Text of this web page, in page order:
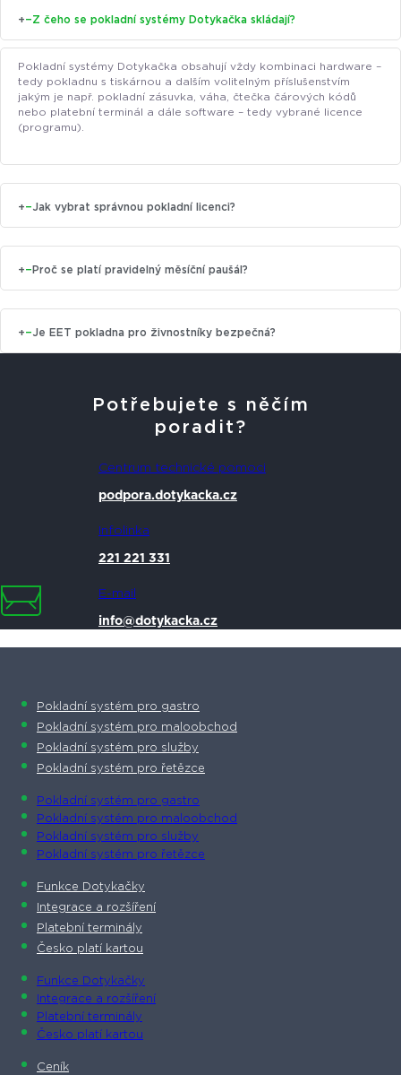
+−Z čeho se pokladní systémy Dotykačka skládají?
Pokladní systémy Dotykačka obsahují vždy kombinaci hardware –
tedy pokladnu s tiskárnou a dalším volitelným příslušenstvím
jakým je např. pokladní zásuvka, váha, čtečka čárových kódů
nebo platební terminál a dále software – tedy vybrané licence
(programu).
+−Jak vybrat správnou pokladní licenci?
+− Proč se platí pravidelný měsíční paušál?
+−Je EET pokladna pro živnostníky bezpečná?
Potřebujete s něčím
poradit?
Centrum technické pomoci
podpora.dotykacka.cz
Infolinka
221 221 331
E-mail
info@dotykacka.cz
Pokladní systém pro gastro
Pokladní systém pro maloobchod
Pokladní systém pro služby
Pokladní systém pro řetězce
Pokladní systém pro gastro
Pokladní systém pro maloobchod
Pokladní systém pro služby
Pokladní systém pro řetězce
Funkce Dotykačky
Integrace a rozšíření
Platební terminály
Česko platí kartou
Funkce Dotykačky
Integrace a rozšíření
Platební terminály
Česko platí kartou
Ceník